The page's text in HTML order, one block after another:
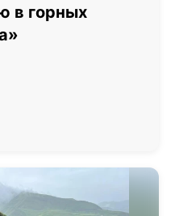
в горных